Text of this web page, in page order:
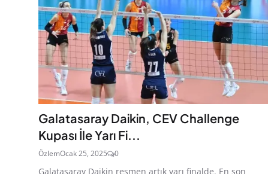
Galatasaray Daikin, CEV Challenge
Kupası İle Yarı Fi...
ÖzlemOcak 25, 2025 0
Galatasaray Daikin resmen artık yarı finalde. En son